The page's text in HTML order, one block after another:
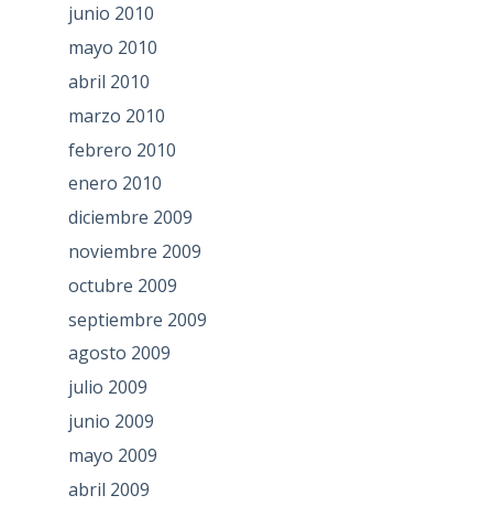
junio 2010
mayo 2010
abril 2010
marzo 2010
febrero 2010
enero 2010
diciembre 2009
noviembre 2009
octubre 2009
septiembre 2009
agosto 2009
julio 2009
junio 2009
mayo 2009
abril 2009